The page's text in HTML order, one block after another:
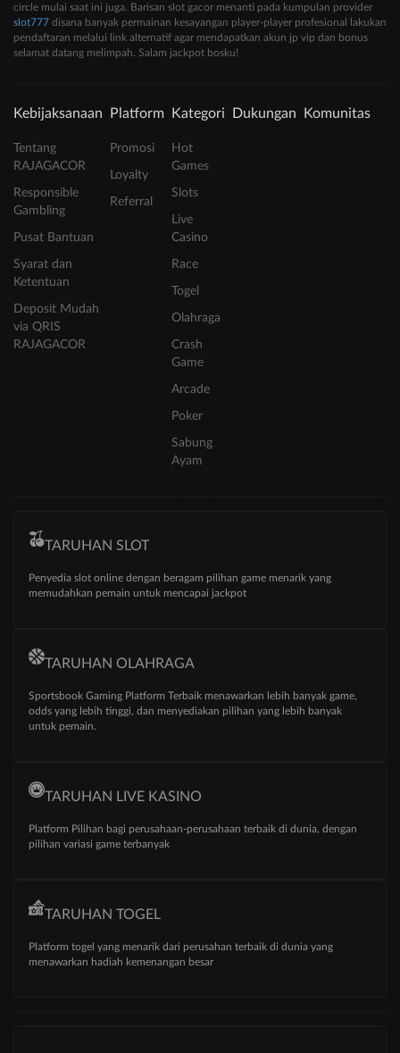
circle mulai saat ini juga. Barisan slot gacor menanti pada kumpulan provider
slot777 disana banyak permainan kesayangan player-player profesional lakukan
pendaftaran melalui link alternatif agar mendapatkan akun jp vip dan bonus
selamat datang melimpah. Salam jackpot bosku!
Kebijaksanaan
Tentang
RAJAGACOR
Responsible
Gambling
Pusat Bantuan
Syarat dan
Ketentuan
Deposit Mudah
via QRIS
RAJAGACOR
Platform
Promosi
Loyalty
Referral
Kategori
Hot
Games
Slots
Live
Casino
Race
Togel
Olahraga
Crash
Game
Arcade
Poker
Sabung
Ayam
Dukungan Komunitas
TARUHAN SLOT
Penyedia slot online dengan beragam pilihan game menarik yang
memudahkan pemain untuk mencapai jackpot
TARUHAN OLAHRAGA
Sportsbook Gaming Platform Terbaik menawarkan lebih banyak game,
odds yang lebih tinggi, dan menyediakan pilihan yang lebih banyak
untuk pemain.
TARUHAN LIVE KASINO
Platform Pilihan bagi perusahaan-perusahaan terbaik di dunia, dengan
pilihan variasi game terbanyak
TARUHAN TOGEL
Platform togel yang menarik dari perusahan terbaik di dunia yang
menawarkan hadiah kemenangan besar